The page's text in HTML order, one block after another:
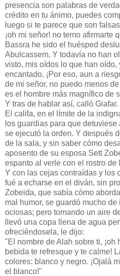
presencia son palabras de
crédito en tu ánimo, puedes
luego si te parece que son
¡oh mi señor! no temo afirmarte
Bassra he sido el huésped
Abulcassem. Y todavía no han
visto, mis oídos lo que han oído,
encantado. ¡Por eso, aun a
de mi señor, no puedo menos
es el hombre más magnífico de
Y tras de hablar así, calló Giafar.
El califa, en el límite de la
los guardias para que
se ejecutó la orden. Y después
de la sala, y sin saber cómo
aposento de su esposa Sett
espanto al verle con el rostro de
Y con las cejas contraídas y los
fué a echarse en el diván, sin
Zobeida, que sabía cómo
mal humor, se guardó mucho
ociosas; pero tomando un aire
llevó una copa llena de agua
ofreciéndosela, le dijo:
"El nombre de Alah sobre ti, ¡oh
bebida te refresque y te calme!
colores: blanco y negro. ¡Ojalá
el blanco!"